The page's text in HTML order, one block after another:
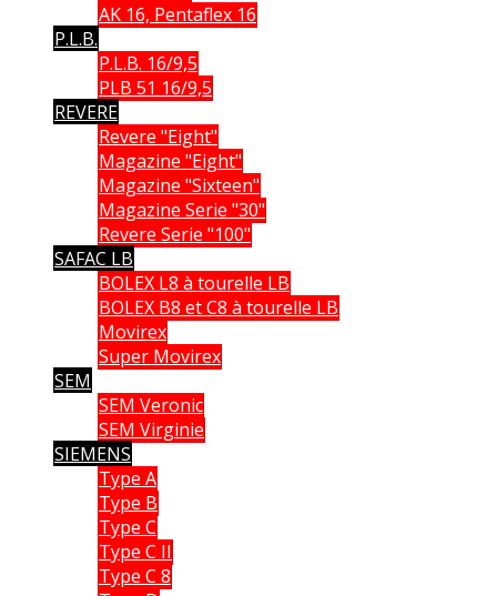
AK 16, Pentaflex 16
P.L.B.
P.L.B. 16/9,5
PLB 51 16/9,5
REVERE
Revere "Eight"
Magazine "Eight"
Magazine "Sixteen"
Magazine Serie "30"
Revere Serie "100"
SAFAC LB
BOLEX L8 à tourelle LB
BOLEX B8 et C8 à tourelle LB
Movirex
Super Movirex
SEM
SEM Veronic
SEM Virginie
SIEMENS
Type A
Type B
Type C
Type C II
Type C 8